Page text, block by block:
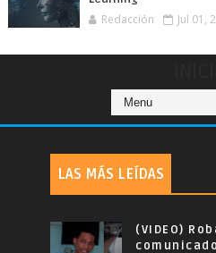
Redacción Jul 01,
LAS MÁS LEÍDAS
(VIDEO)